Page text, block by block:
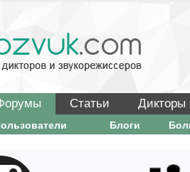
Статьи Дикторы
Блоги